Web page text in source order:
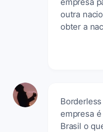
empresa
outra
obter a
empresa
Brasil o